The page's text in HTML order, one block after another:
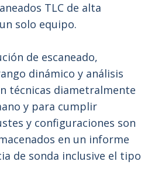
TLC de alta
solo equipo.
de escaneado,
dinámico y análisis
técnicas diametralmente
y para cumplir
y configuraciones son
en un informe
de sonda inclusive el tipo